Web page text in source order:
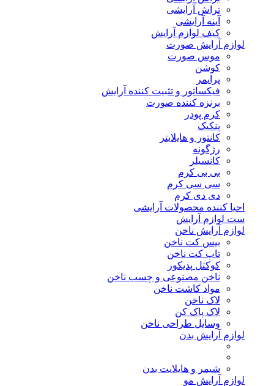
تراش آرایشی
آینه آرایشی
کیف لوازم آرایش
لوازم آرایش صورت
موس صورت
کوشن
پرایمر
فیکساتور و تثبیت کننده آرایش
برنزه کننده صورت
کرم پودر
پنکیک
کانتور و هایلایتر
رژگونه
کانسیلر
بی بی کرم
سی سی کرم
دی دی کرم
احیا کننده محصولات آرایشی
ست لوازم آرایش
لوازم آرایش ناخن
بیس کت ناخن
تاپ کت ناخن
کوکتل پدیکور
ناخن مصنوعی و چسب ناخن
مواد کاشت ناخن
لاک ناخن
لاک پاک کن
وسایل طراحی ناخن
لوازم آرایش بدن
شیمر و هایلایت بدن
لوازم آرایش مو